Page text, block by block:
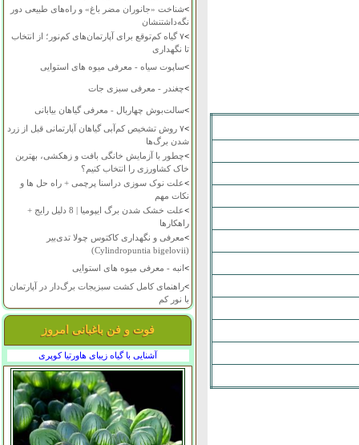
>شناخت «جانوران مضر باغ» و راه‌های طبیعی دور
نگه‌داشتنشان
>
۷ گیاه کم‌توقع برای آپارتمان‌های کم‌نور؛ از انتخاب
تا نگهداری
>ساپوت سیاه - معرفی میوه های استوایی
>چغندر - معرفی سبزی جات
>سالت‌بوش چهاربال - معرفی گیاهان بیابانی
>
۷ روش تشخیص کم‌آبی گیاهان آپارتمانی قبل از زرد
شدن برگ‌ها
>چطور با آزمایش خانگی بافت و زهکشی، بهترین
خاک کشاورزی را انتخاب کنیم؟
>علت نوک سوزی دراسنا پرچمی + راه حل ها و
نکات مهم
>
علت خشک شدن برگ ایپومیا | 8 دلیل رایج +
راهکارها
>معرفی و نگهداری کاکتوس چولا تدی‌بیر
(Cylindropuntia bigelovii)
>انبه - معرفی میوه های استوایی
>راهنمای کامل کشت سبزیجات برگ‌دار در آپارتمان
با نور کم
فوت و فن باغبانی امروز
آشنایی با گیاه زیبای هاورتیا کوپری